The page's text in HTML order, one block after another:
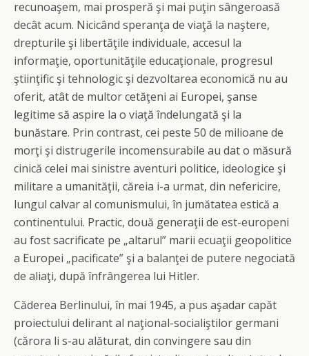
recunoaşem, mai prosperă şi mai puţin sângeroasă
decât acum. Nicicând speranţa de viaţă la naştere,
drepturile şi libertăţile individuale, accesul la
informaţie, oportunităţile educaţionale, progresul
ştiinţific şi tehnologic şi dezvoltarea economică nu au
oferit, atât de multor cetăţeni ai Europei, şanse
legitime să aspire la o viaţă îndelungată şi la
bunăstare. Prin contrast, cei peste 50 de milioane de
morţi şi distrugerile incomensurabile au dat o măsură
cinică celei mai sinistre aventuri politice, ideologice şi
militare a umanităţii, căreia i-a urmat, din nefericire,
lungul calvar al comunismului, în jumătatea estică a
continentului. Practic, două generaţii de est-europeni
au fost sacrificate pe „altarul” marii ecuaţii geopolitice
a Europei „pacificate” şi a balanţei de putere negociată
de aliaţi, după înfrângerea lui Hitler.
Căderea Berlinului, în mai 1945, a pus aşadar capăt
proiectului delirant al naţional-socialiştilor germani
(cărora li s-au alăturat, din convingere sau din